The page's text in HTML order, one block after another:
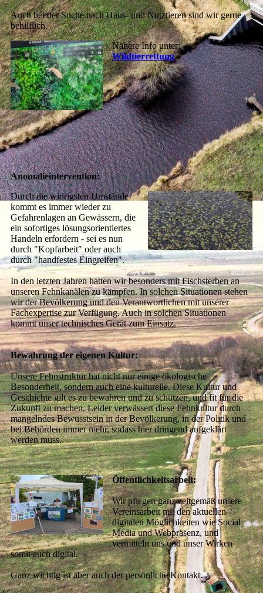
Auch bei der Suche nach Haus- und Nutztieren sind wir gerne
behilflich.
Nähere Info unter:
Wildtierrettung
Anomalieintervention:
Durch die widrigsten Umstände
kommt es immer wieder zu
Gefahrenlagen an Gewässern, die
ein sofortiges lösungsorientiertes
Handeln erfordern - sei es nun
durch "Kopfarbeit" oder auch
durch "handfestes Eingreifen".
In den letzten Jahren hatten wir besonders mit Fischsterben an
unseren Fehnkanälen zu kämpfen. In solchen Situationen stehen
wir der Bevölkerung und den Verantwortlichen mit unserer
Fachexpertise zur Verfügung. Auch in solchen Situationen
kommt unser technisches Gerät zum Einsatz.
Bewahrung der eigenen Kultur:
Unsere Fehnstruktur hat nicht nur einige ökologische
Besonderheit, sondern auch eine kulturelle. Diese Kultur und
Geschichte gilt es zu bewahren und zu schützen, und fit für die
Zukunft zu machen. Leider verwässert diese Fehnkultur durch
mangelndes Bewusstsein in der Bevölkerung, in der Politik und
bei Behörden immer mehr, sodass hier dringend aufgeklärt
werden muss.
Öffentlichkeitsarbeit:
Wir pflegen ganz zeitgemäß unsere
Vereinsarbeit mit den aktuellen
digitalen Möglichkeiten wie Social
Media und Webpräsenz, und
vermitteln uns und unser Wirken
somit auch digital.
Ganz wichtig ist aber auch der persönliche Kontakt.